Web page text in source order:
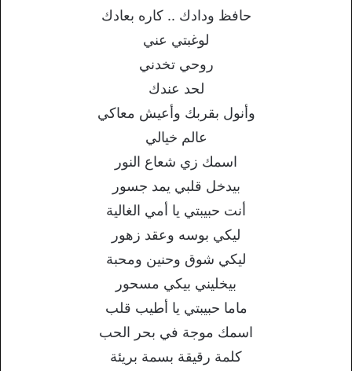
حافظ ودادك .. كاره بعادك
لوغبتي عني
روحي تخدني
لحد عندك
وأنول بقربك وأعيش معاكي
عالم خيالي
اسمك زي شعاع النور
بيدخل قلبي يمد جسور
أنت حبيبتي يا أمي الغالية
ليكي بوسه وعقد زهور
ليكي شوق وحنين ومحبة
بيخليني بيكي مسحور
ماما حبيبتي يا أطيب قلب
اسمك موجة في بحر الحب
كلمة رقيقة بسمة بريئة